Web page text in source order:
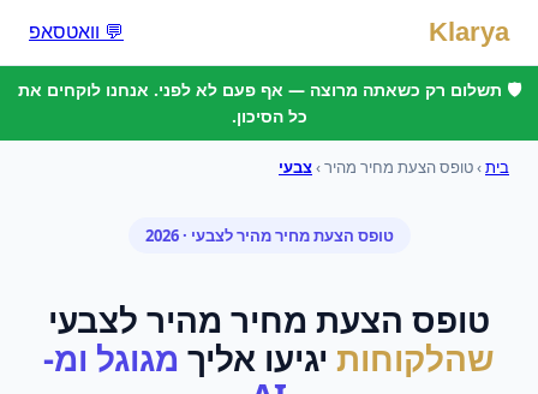
Klarya 💬 וואטסאפ
🛡️ תשלום רק כשאתה מרוצה — אף פעם לא לפני. אנחנו לוקחים את
כל הסיכון.
בית›טופס הצעת מחיר מהיר›צבעי
טופס הצעת מחיר מהירלצבעי · 2026
טופס הצעת מחיר מהיר לצבעי
שהלקוחות יגיעו אליך מגוגל ומ-